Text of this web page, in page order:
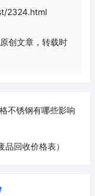
2324.html
创文章，转载时
不锈钢有哪些影响
回收价格表）